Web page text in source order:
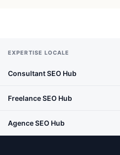
EXPERTISE LOCALE
Consultant SEO Hub
Freelance SEO Hub
Agence SEO Hub